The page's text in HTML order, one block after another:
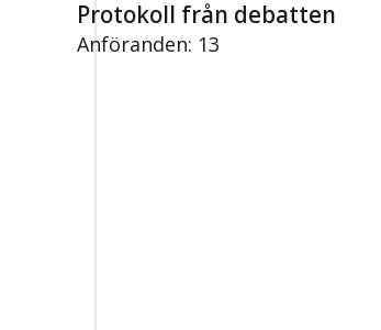
Protokoll från debatten
Anföranden: 13